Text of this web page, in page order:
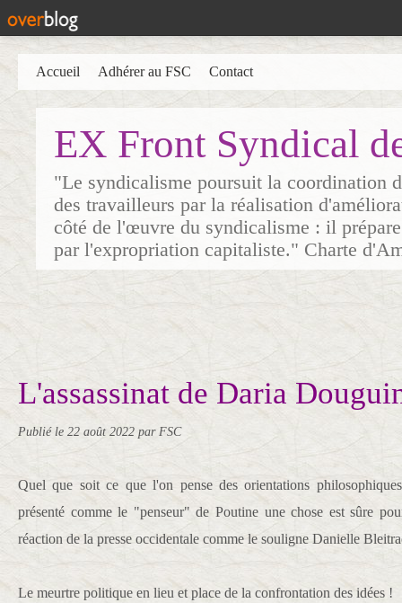
EX Front Syndical
"Le syndicalisme poursuit la coordination
des travailleurs par la réalisation
côté de l'œuvre du syndicalisme : il
par l'expropriation capitaliste." Charte
Accueil Adhérer au FSC Contact
L'assassinat de Daria
Publié le 22 août 2022 par FSC
Quel que soit ce que l'on pense des orientations
présenté comme le "penseur" de Poutine une chose est sûre
réaction de la presse occidentale comme le souligne Danielle
Le meurtre politique en lieu et place de la confrontation des idées !